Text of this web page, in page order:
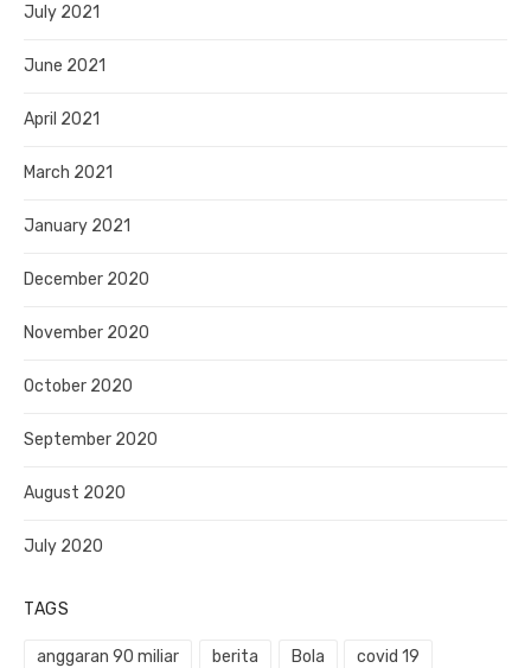
July 2021
June 2021
April 2021
March 2021
January 2021
December 2020
November 2020
October 2020
September 2020
August 2020
July 2020
TAGS
anggaran 90 miliar berita Bola covid 19